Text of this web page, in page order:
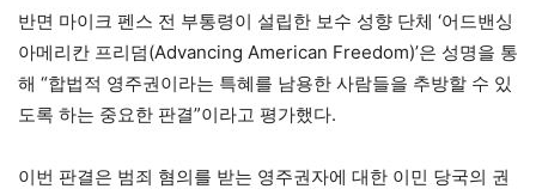
반면 마이크 펜스 전 부통령이 설립한 보수 성향 단체 ‘어드밴싱
아메리칸 프리덤(Advancing American Freedom)’은 성명을 통
해 “합법적 영주권이라는 특혜를 남용한 사람들을 추방할 수 있
도록 하는 중요한 판결”이라고 평가했다.
이번 판결은 범죄 혐의를 받는 영주권자에 대한 이민 당국의 권